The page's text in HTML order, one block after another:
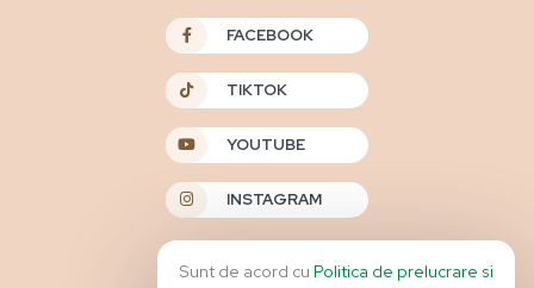
Sunt de acord cu Politica de prelucrare si
FACEBOOK
TIKTOK
YOUTUBE
INSTAGRAM